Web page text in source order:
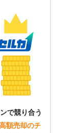
で競り合う
額売却のチ